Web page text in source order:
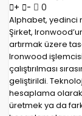
+ - 0
Alphabet, yedinci
Şirket,
artırmak üzere
Ironwood işlemcisi,
çalıştırılması
geliştirildi.
hesaplama
üretmek ya da